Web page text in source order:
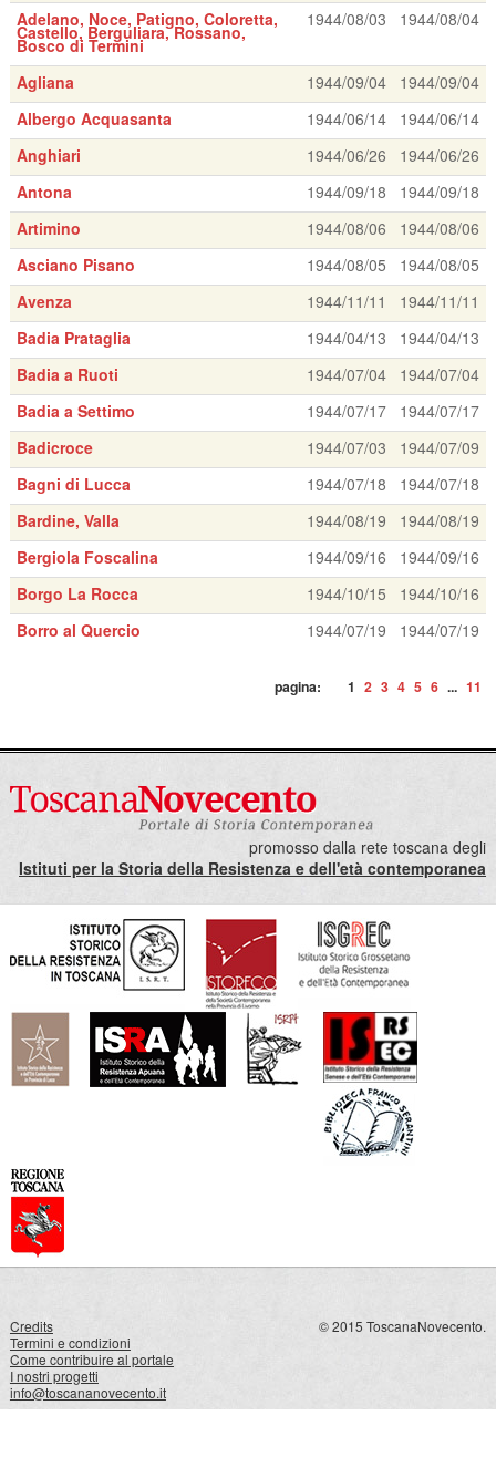
Adelano, Noce, Patigno, Coloretta,
Castello, Berguliara, Rossano,
Bosco di Termini
1944/08/03 1944/08/04
Agliana 1944/09/04
1944/09/04
Albergo Acquasanta
1944/06/14
1944/06/14
Anghiari
1944/06/26
1944/06/26
Antona
1944/09/18
1944/09/18
Artimino
1944/08/06
1944/08/06
Asciano Pisano
1944/08/05
1944/08/05
Avenza
1944/11/11
1944/11/11
Badia Prataglia
1944/04/13
1944/04/13
Badia a Ruoti
1944/07/04
1944/07/04
Badia a Settimo
1944/07/17
1944/07/17
Badicroce
1944/07/03
1944/07/09
Bagni di Lucca
1944/07/18
1944/07/18
Bardine, Valla
1944/08/19
1944/08/19
Bergiola Foscalina
1944/09/16
1944/09/16
Borgo La Rocca
1944/10/15
1944/10/16
Borro al Quercio
1944/07/19 1944/07/19
pagina: 1 2 3 4 5 6 ... 11
promosso dalla rete toscana degli
Istituti per la Storia della Resistenza e dell'età contemporanea
Credits
Termini e condizioni
Come contribuire al portale
I nostri progetti
info@toscananovecento.it
© 2015 ToscanaNovecento.